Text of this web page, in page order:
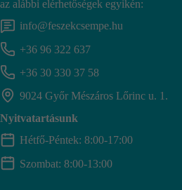
az alábbi elérhetőségek egyikén:
info@feszekcsempe.hu
+36 96 322 637
+36 30 330 37 58
9024 Győr Mészáros Lőrinc u. 1.
Nyitvatartásunk
Hétfő-Péntek: 8:00-17:00
Szombat: 8:00-13:00